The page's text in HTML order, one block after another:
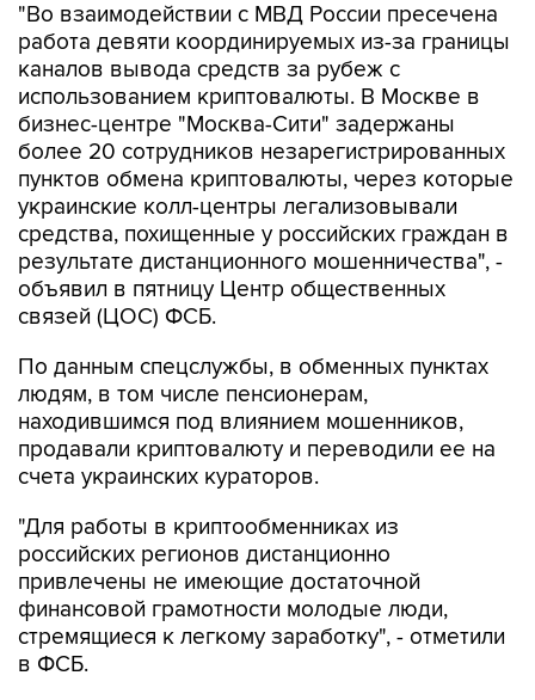
"Во взаимодействии с МВД России пресечена
работа девяти координируемых из-за границы
каналов вывода средств за рубеж с
использованием криптовалюты. В Москве в
бизнес-центре "Москва-Сити" задержаны
более 20 сотрудников незарегистрированных
пунктов обмена криптовалюты, через которые
украинские колл-центры легализовывали
средства, похищенные у российских граждан в
результате дистанционного мошенничества", -
объявил в пятницу Центр общественных
связей (ЦОС) ФСБ.
По данным спецслужбы, в обменных пунктах
людям, в том числе пенсионерам,
находившимся под влиянием мошенников,
продавали криптовалюту и переводили ее на
счета украинских кураторов.
"Для работы в криптообменниках из
российских регионов дистанционно
привлечены не имеющие достаточной
финансовой грамотности молодые люди,
стремящиеся к легкому заработку", - отметили
в ФСБ.